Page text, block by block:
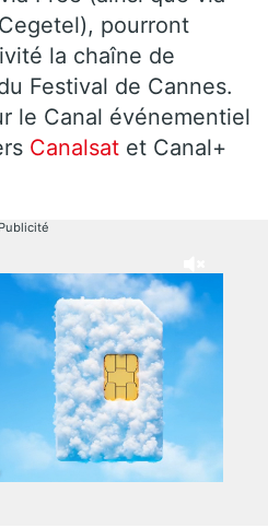
pourront
la chaîne de
Festival de Cannes.
le Canal événementiel
Canalsat et Canal+
Publicité